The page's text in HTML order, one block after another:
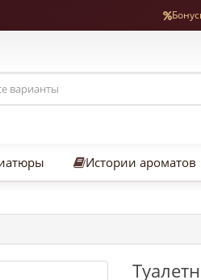
Истории ароматов